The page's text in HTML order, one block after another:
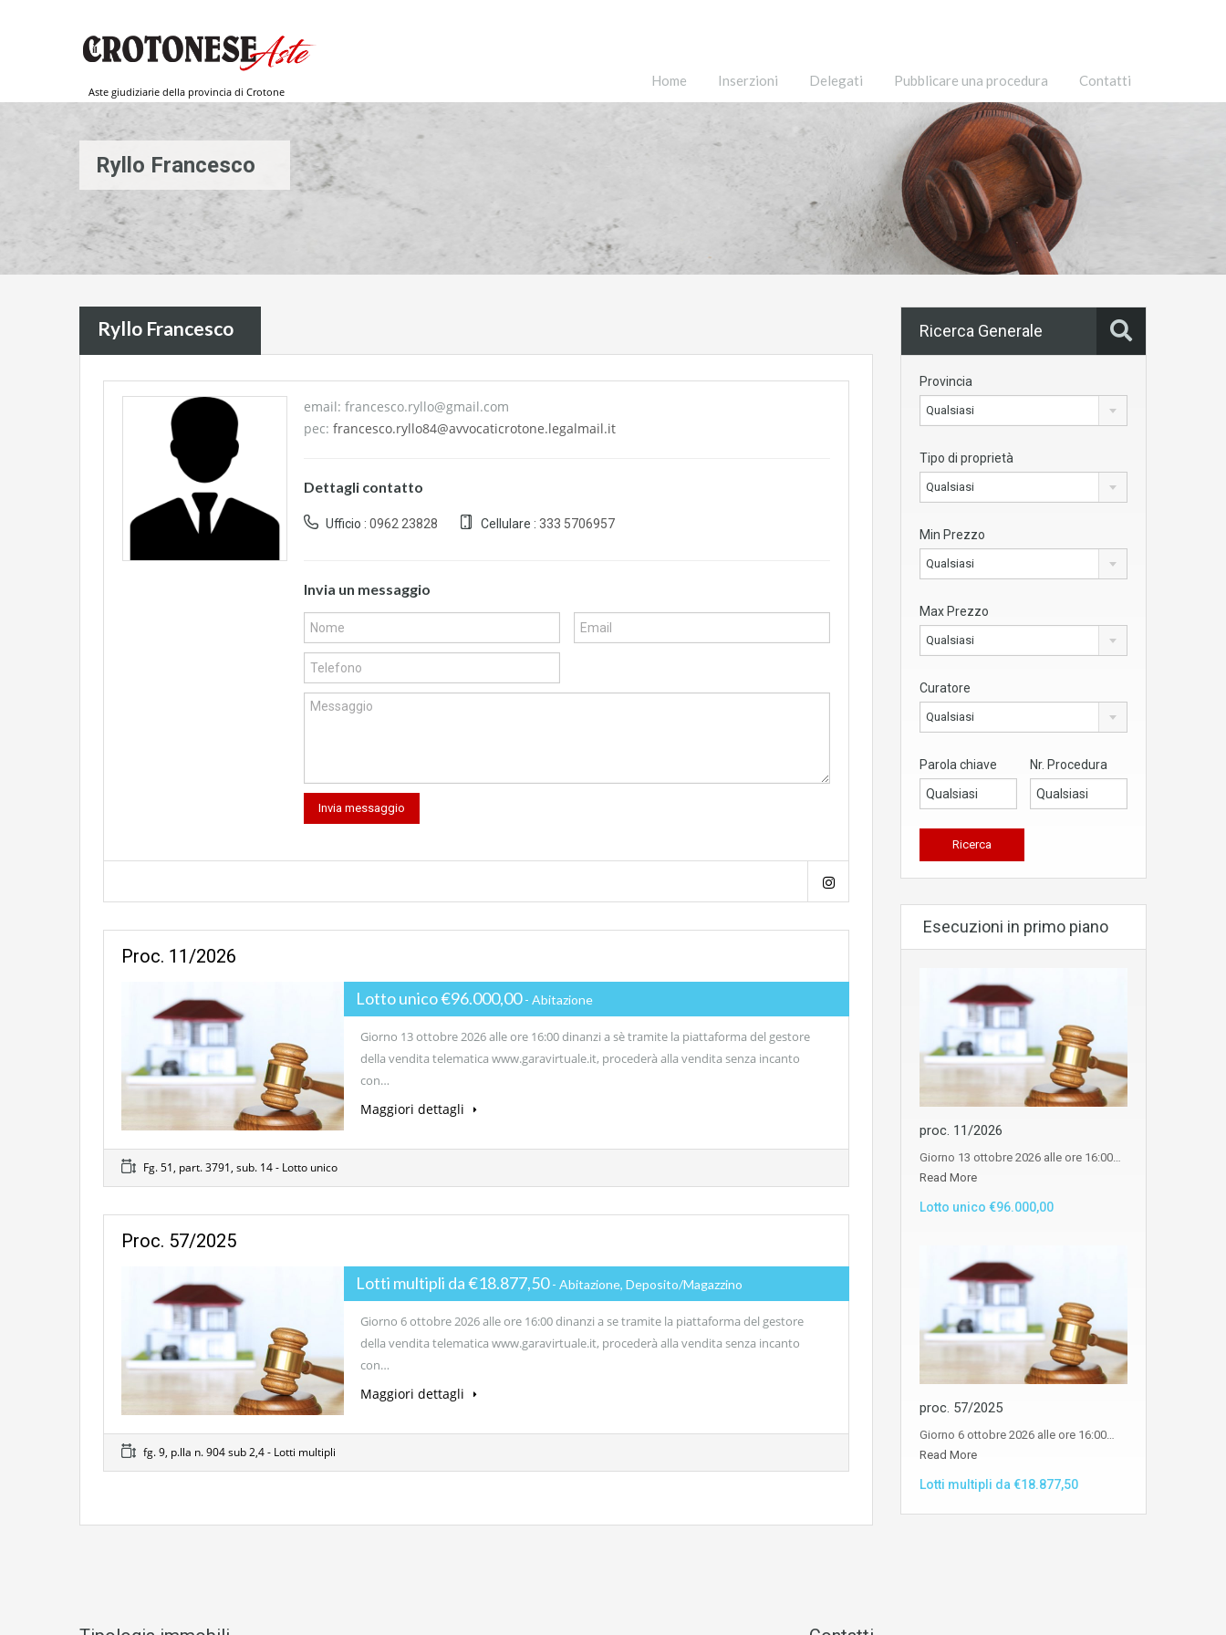
Aste giudiziarie della provincia di Crotone
Home Inserzioni Delegati Pubblicare una procedura Contatti
Ryllo Francesco
Ryllo Francesco
email: francesco.ryllo@gmail.com
pec: francesco.ryllo84@avvocaticrotone.legalmail.it
Dettagli contatto
Ufficio : 0962 23828 Cellulare : 333 5706957
Invia un messaggio
Proc. 11/2026
Lotto unico €96.000,00- Abitazione
Giorno 13 ottobre 2026 alle ore 16:00 dinanzi a sè tramite la piattaforma del gestore
della vendita telematica www.garavirtuale.it, procederà alla vendita senza incanto
con…
Maggiori dettagli
Fg. 51, part. 3791, sub. 14 - Lotto unico
Proc. 57/2025
Lotti multipli da €18.877,50- Abitazione, Deposito/Magazzino
Giorno 6 ottobre 2026 alle ore 16:00 dinanzi a se tramite la piattaforma del gestore
della vendita telematica www.garavirtuale.it, procederà alla vendita senza incanto
con…
Maggiori dettagli
fg. 9, p.lla n. 904 sub 2,4 - Lotti multipli
Ricerca Generale
Provincia
Qualsiasi
Tipo di proprietà
Qualsiasi
Min Prezzo
Qualsiasi
Max Prezzo
Qualsiasi
Curatore
Qualsiasi
Parola chiave Nr. Procedura
Esecuzioni in primo piano
proc. 11/2026
Giorno 13 ottobre 2026 alle ore 16:00…
Read More
Lotto unico €96.000,00
proc. 57/2025
Giorno 6 ottobre 2026 alle ore 16:00…
Read More
Lotti multipli da €18.877,50